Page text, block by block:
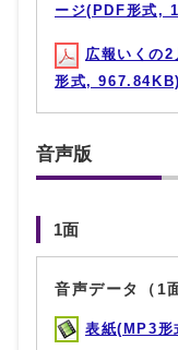
ージ(PDF形式,
広報いくの
形式, 967.84KB)
音声版
1面
音声データ（1
表紙(MP3